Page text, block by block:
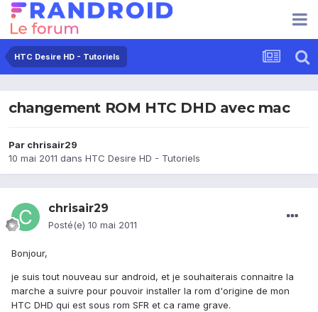
HTC Desire HD - Tutoriels
changement ROM HTC DHD avec mac
Par chrisair29
10 mai 2011 dans HTC Desire HD - Tutoriels
chrisair29
Posté(e) 10 mai 2011
Bonjour,
je suis tout nouveau sur android, et je souhaiterais connaitre la
marche a suivre pour pouvoir installer la rom d'origine de mon
HTC DHD qui est sous rom SFR et ca rame grave.